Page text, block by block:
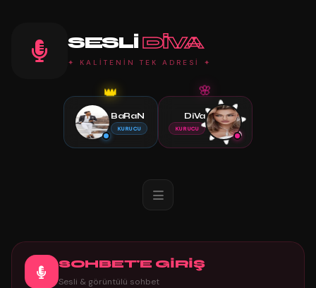
SESLI DIVA
✦ KALİTENİN TEK ADRESİ ✦
👑
BaRaN
KURUCU
🌸
DiVa
KURUCU
SOHBET'E GİRİŞ
Sesli & görüntülü sohbet